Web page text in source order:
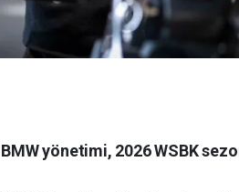
BMW yönetimi, 2026 WSBK